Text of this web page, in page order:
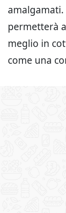
permetterà
meglio in
come una